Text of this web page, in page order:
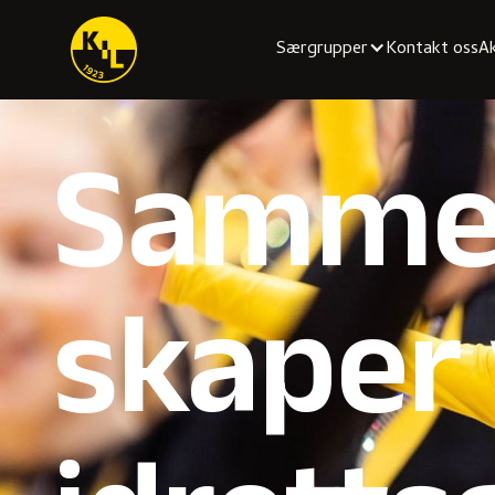
Særgrupper Kontakt oss